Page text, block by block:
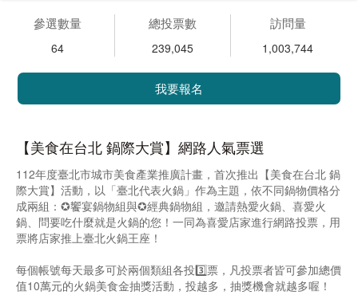
參選數量
64
總投票數
239,045
訪問量
1,003,744
我要報名
【美食在台北 鍋際大賞】網路人氣票選
112年度臺北市城市美食產業推廣計畫，首次推出【美食在台北 鍋
際大賞】活動，以「臺北代表火鍋」作為主題，依不同鍋物價格分
成兩組：✪饗宴鍋物組與✪經典鍋物組，邀請熱愛火鍋、喜愛火
鍋、問要吃什麼就是火鍋的您！一同為喜愛店家進行網路投票，用
票將店家推上臺北火鍋王座！
每個帳號每天最多可於兩個類組各投3️⃣票，凡投票者皆可參加總價
值10萬元的火鍋美食金抽獎活動，投越多，抽獎機會就越多喔！